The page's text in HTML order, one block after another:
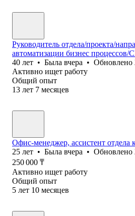
Руководитель отдела/проекта/
автоматизации бизнес процессов/
40 лет • Была вчера • Обновлено
Активно ищет работу
Общий опыт
13 лет 7 месяцев
Офис-менеджер, ассистент отдела
25 лет • Была вчера • Обновлено
250 000 ₸
Активно ищет работу
Общий опыт
5 лет 10 месяцев